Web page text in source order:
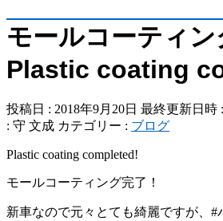
モールコーティン
Plastic coating
投稿日 : 2018年9月20日 最終更新日時
: 守 文成 カテゴリー : ブログ
Plastic coating completed!
モールコーティング完了！
新車なので元々とても綺麗ですが、#